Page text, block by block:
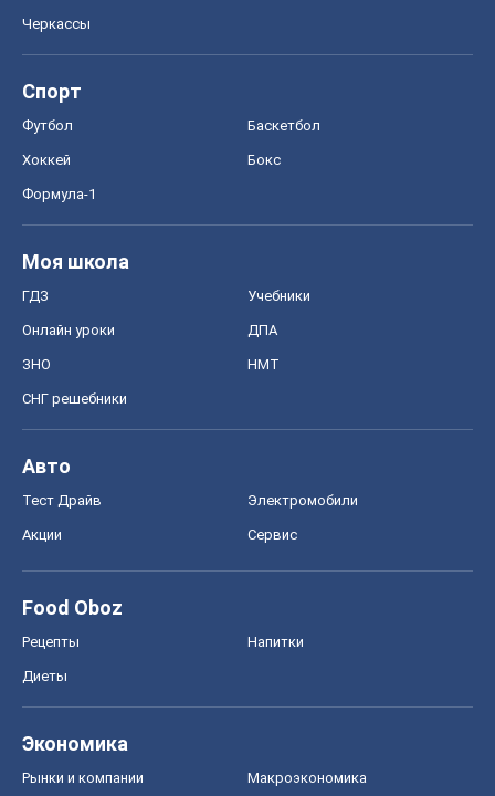
Черкассы
Спорт
Футбол Баскетбол
Хоккей Бокс
Формула-1
Моя школа
ГДЗ Учебники
Онлайн уроки ДПА
ЗНО НМТ
СНГ решебники
Авто
Тест Драйв Электромобили
Акции Сервис
Food Oboz
Рецепты Напитки
Диеты
Экономика
Рынки и компании Mакроэкономика